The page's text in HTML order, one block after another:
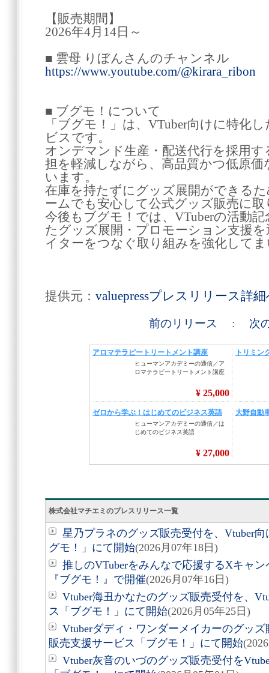
【販売期間】
2026年4月14日～
■ 雲母 りぼんさんのチャンネル
https://www.youtube.com/@kirara_ribon
■ ブグモ！について
「ブグモ！」は、VTuber向けに特化
ビスです。
オンデマンド生産・配送代行を採用す
担を軽減しながら、高品質かつ低原
います。
在庫を持たずにグッズ展開ができる
ームでも安心して公式グッズ販売に
今後もブグモ！では、VTuberの活動
たグッズ展開・プロモーション支援
イターをつなぐ取り組みを強化して
提供元： valuepressプレスリリース詳
前のリリース : 次
株式会社マチエミのプレスリリース一覧
星乃プラネのグッズ販売受付を、Vtuber
グモ！」にて開始(2026月07年18日)
推しのVTuberをみんなで応援するXキャ
『ブグモ！』で開催(2026月07年16日)
Vtuber海丑かなたのグッズ販売受付を、
ス「ブグモ！」にて開始(2026月05年25日)
Vtuberダディ・ワンダーメイカーのグッ
販売支援サービス「ブグモ！」にて開始
Vtuber灰音のいづのグッズ販売受付を